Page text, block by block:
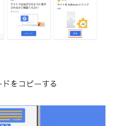
をコピーする